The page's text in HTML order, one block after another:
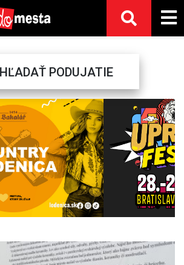
PODUJATIE
Next